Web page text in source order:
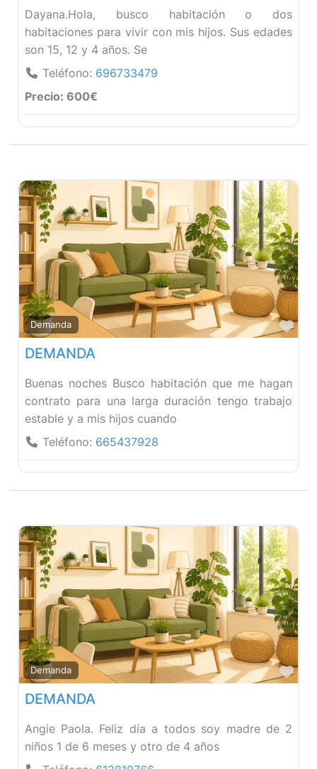
Dayana.Hola, busco habitación o dos
habitaciones para vivir con mis hijos. Sus edades
son 15, 12 y 4 años. Se
Teléfono: 696733479
Precio: 600€
Demanda
DEMANDA
Buenas noches Busco habitación que me hagan
contrato para una larga duración tengo trabajo
estable y a mis hijos cuando
Teléfono: 665437928
Demanda
DEMANDA
Angie Paola. Feliz día a todos soy madre de 2
niños 1 de 6 meses y otro de 4 años